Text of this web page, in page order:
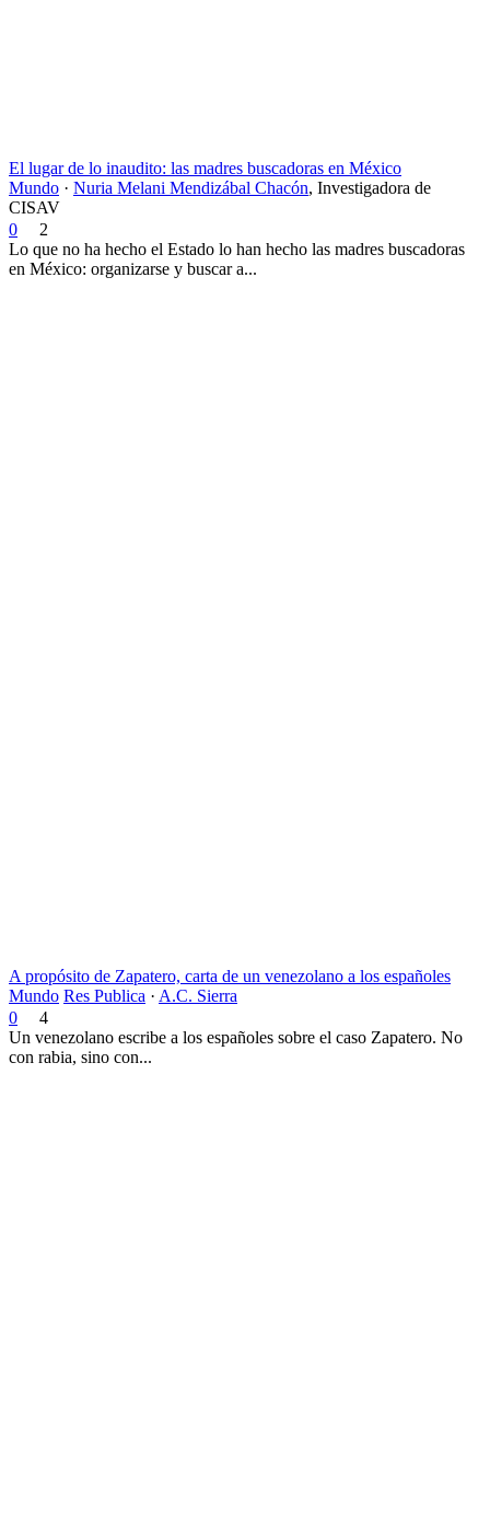
El lugar de lo inaudito: las madres buscadoras en México
Mundo · Nuria Melani Mendizábal Chacón, Investigadora de
CISAV
0
2
Lo que no ha hecho el Estado lo han hecho las madres buscadoras
en México: organizarse y buscar a...
A propósito de Zapatero, carta de un venezolano a los españoles
Mundo Res Publica · A.C. Sierra
0
4
Un venezolano escribe a los españoles sobre el caso Zapatero. No
con rabia, sino con...